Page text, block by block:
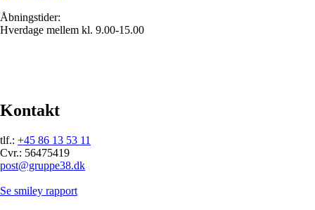
Åbningstider:
Hverdage mellem kl. 9.00-15.00
Kontakt
tlf.: +45 86 13 53 11
Cvr.: 56475419
post@gruppe38.dk
Se smiley rapport